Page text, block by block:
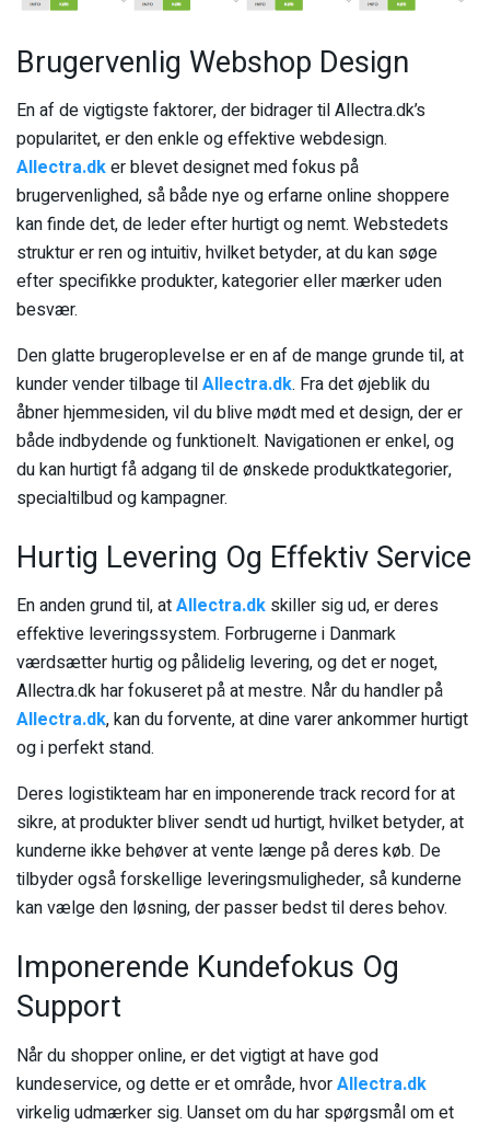
Brugervenlig Webshop Design
En af de vigtigste faktorer, der bidrager til Allectra.dk’s
popularitet, er den enkle og effektive webdesign.
Allectra.dker blevet designet med fokus på
brugervenlighed, så både nye og erfarne online shoppere
kan finde det, de leder efter hurtigt og nemt. Webstedets
struktur er ren og intuitiv, hvilket betyder, at du kan søge
efter specifikke produkter, kategorier eller mærker uden
besvær.
Den glatte brugeroplevelse er en af de mange grunde til, at
kunder vender tilbage tilAllectra.dk. Fra det øjeblik du
åbner hjemmesiden, vil du blive mødt med et design, der er
både indbydende og funktionelt. Navigationen er enkel, og
du kan hurtigt få adgang til de ønskede produktkategorier,
specialtilbud og kampagner.
Hurtig Levering Og Effektiv Service
En anden grund til, atAllectra.dk skiller sig ud, er deres
effektive leveringssystem. Forbrugerne i Danmark
værdsætter hurtig og pålidelig levering, og det er noget,
Allectra.dk har fokuseret på at mestre. Når du handler på
Allectra.dk, kan du forvente, at dine varer ankommer hurtigt
og i perfekt stand.
Deres logistikteam har en imponerende track record for at
sikre, at produkter bliver sendt ud hurtigt, hvilket betyder, at
kunderne ikke behøver at vente længe på deres køb. De
tilbyder også forskellige leveringsmuligheder, så kunderne
kan vælge den løsning, der passer bedst til deres behov.
Imponerende Kundefokus Og
Support
Når du shopper online, er det vigtigt at have god
kundeservice, og dette er et område, hvorAllectra.dk
virkelig udmærker sig. Uanset om du har spørgsmål om et